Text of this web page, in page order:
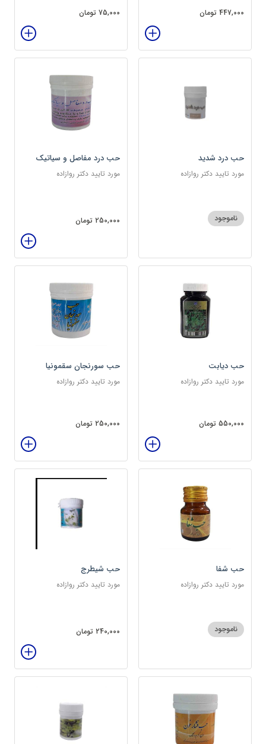
447,000 تومان 75,000 تومان
حب درد شدید
مورد تایید دکتر روازاده
ناموجود
حب درد مفاصل و سیاتیک
مورد تایید دکتر روازاده
250,000 تومان
حب دیابت
مورد تایید دکتر روازاده
550,000 تومان
حب سورنجان سقمونیا
مورد تایید دکتر روازاده
250,000 تومان
حب شفا
مورد تایید دکتر روازاده
ناموجود
حب شیطرج
مورد تایید دکتر روازاده
240,000 تومان